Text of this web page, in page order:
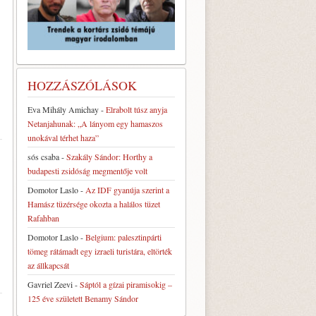
HOZZÁSZÓLÁSOK
Eva Mihály Amichay-Elrabolt túsz anyja
Netanjahunak: „A lányom egy hamaszos
unokával térhet haza”
sós csaba-Szakály Sándor: Horthy a
budapesti zsidóság megmentője volt
Domotor Laslo- Az IDF gyanúja szerint a
Hamász tüzérsége okozta a halálos tüzet
Rafahban
Domotor Laslo-Belgium: palesztinpárti
tömeg rátámadt egy izraeli turistára, eltörték
az állkapcsát
Gavriel Zeevi-Sáptól a gízai piramisokig –
125 éve született Benamy Sándor